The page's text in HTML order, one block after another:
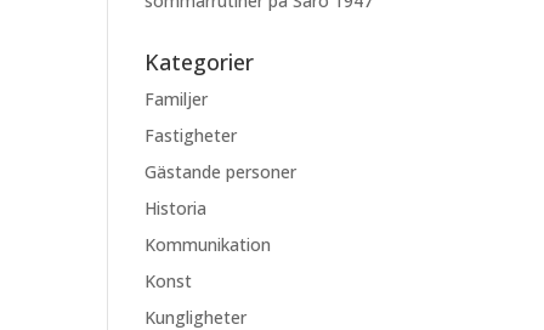
Kategorier
Familjer
Fastigheter
Gästande personer
Historia
Kommunikation
Konst
Kungligheter